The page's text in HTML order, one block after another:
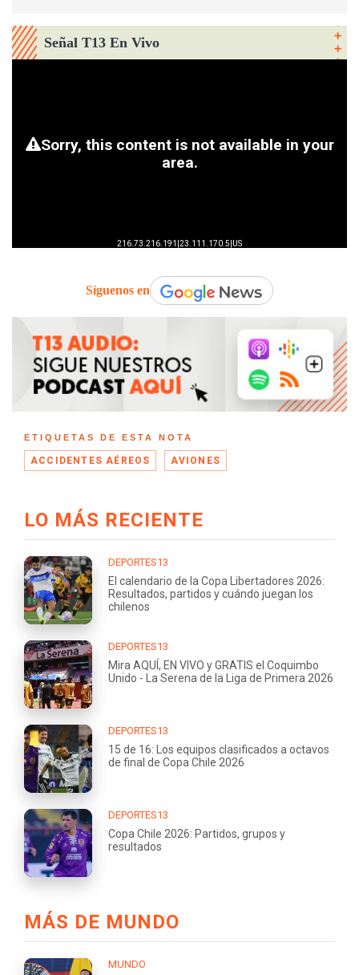
Señal T13 En Vivo
Síguenos en
ETIQUETAS DE ESTA NOTA
ACCIDENTES AÉREOS AVIONES
LO MÁS RECIENTE
DEPORTES13
El calendario de la Copa Libertadores 2026:
Resultados, partidos y cuándo juegan los
chilenos
DEPORTES13
Mira AQUÍ, EN VIVO y GRATIS el Coquimbo
Unido - La Serena de la Liga de Primera 2026
DEPORTES13
15 de 16: Los equipos clasificados a octavos
de final de Copa Chile 2026
DEPORTES13
Copa Chile 2026: Partidos, grupos y
resultados
MÁS DE MUNDO
MUNDO